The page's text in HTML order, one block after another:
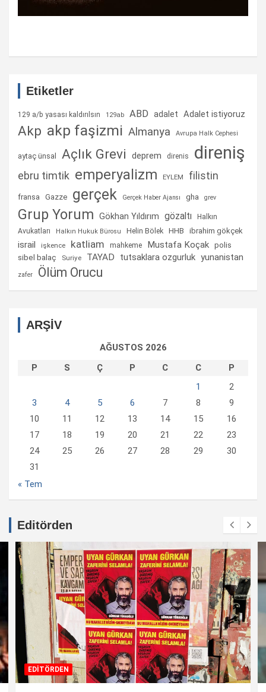
Etiketler
129 a/b yasası kaldırılsın 129ab ABD adalet Adalet istiyoruz
Akp akp faşizmi Almanya Avrupa Halk Cephesi
aytaç ünsal Açlık Grevi deprem direnis direniş
ebru timtik emperyalizm EYLEM filistin
fransa Gazze gerçek Gerçek Haber Ajansı gha grev
Grup Yorum Gökhan Yıldırım gözaltı
Halkın
Avukatları
Halkın Hukuk Bürosu Helin Bölek HHB ibrahim gökçek
israil işkence katliam mahkeme Mustafa Koçak polis
sibel balaç Suriye TAYAD tutsaklara ozgurluk yunanistan
zafer Ölüm Orucu
ARŞİV
AĞUSTOS 2026
P
S Ç P C C
P
1
2
3
4 5 6 7 8
9
10
11 12 13 14 15
16
17
18 19 20 21 22
23
24
25 26 27 28 29
30
31
« Tem
Editörden
EDİTÖRDEN